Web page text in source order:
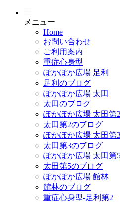
メニュー
Home
お問い合わせ
ご利用案内
重症心身型
ぽかぽか広場 足利
足利のブログ
ぽかぽか広場 太田
太田のブログ
ぽかぽか広場 太田第2
太田第2のブログ
ぽかぽか広場 太田第3
太田第3のブログ
ぽかぽか広場 太田第5
太田第5のブログ
ぽかぽか広場 館林
館林のブログ
重症心身型-足利第2